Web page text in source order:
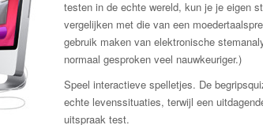
testen in de echte wereld, kun je je eigen
vergelijken met die van een
gebruik maken van elektronische
normaal gesproken veel nauwkeuriger.)
Speel interactieve spelletjes. De
echte levenssituaties, terwijl een
uitspraak test.